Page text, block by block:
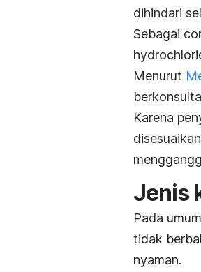
dihindari
Sebagai
Menurut
Karena
Jenis
Pada
tidak
nyaman.